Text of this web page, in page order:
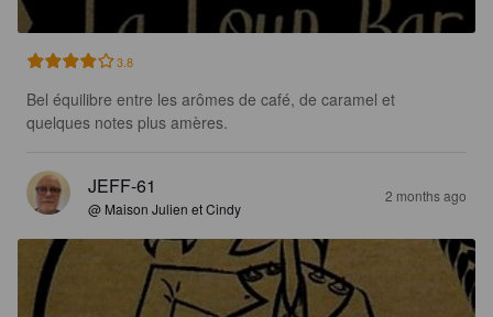
3.8
Bel équilibre entre les arômes de café, de caramel et
quelques notes plus amères.
JEFF-61
@ Maison Julien et Cindy
2 months ago